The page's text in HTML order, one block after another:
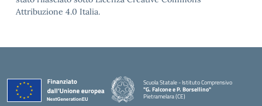
Attribuzione 4.0 Italia.
Scuola Statale - Istituto Comprensivo
"G. Falcone e P. Borsellino"
Pietramelara (CE)